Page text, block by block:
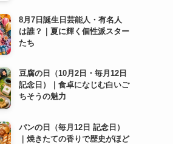
8月7日誕生日芸能人・有名人
は誰？｜夏に輝く個性派スター
たち
豆腐の日（10月2日・毎月12日
記念日）｜食卓になじむ白いご
ちそうの魅力
パンの日（毎月12日 記念日）
｜焼きたての香りで歴史がほど